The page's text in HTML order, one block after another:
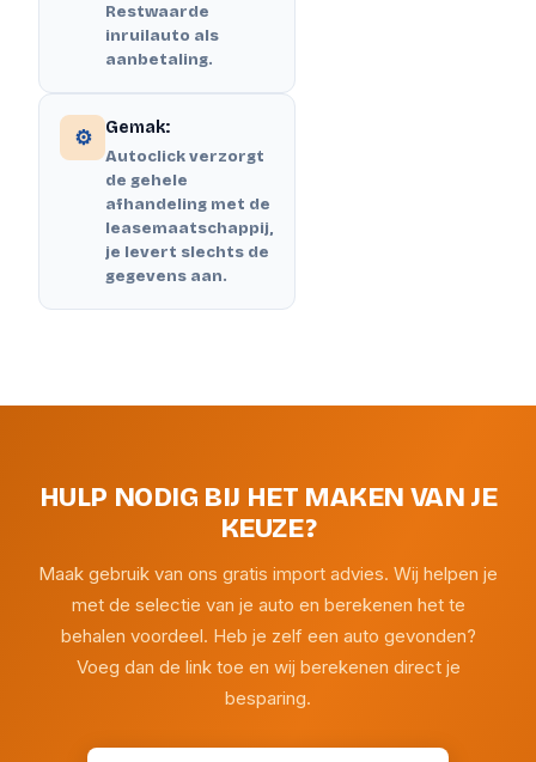
Restwaarde
inruilauto als
aanbetaling.
⚙️ Gemak:
Autoclick verzorgt
de gehele
afhandeling met de
leasemaatschappij,
je levert slechts de
gegevens aan.
HULP NODIG BIJ HET MAKEN VAN JE
KEUZE?
Maak gebruik van ons gratis import advies. Wij helpen je
met de selectie van je auto en berekenen het te
behalen voordeel. Heb je zelf een auto gevonden?
Voeg dan de link toe en wij berekenen direct je
besparing.